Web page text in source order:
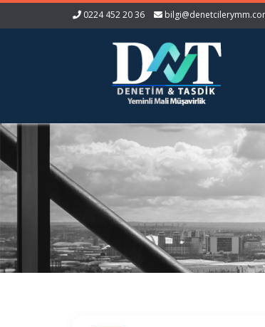
0224 452 20 36